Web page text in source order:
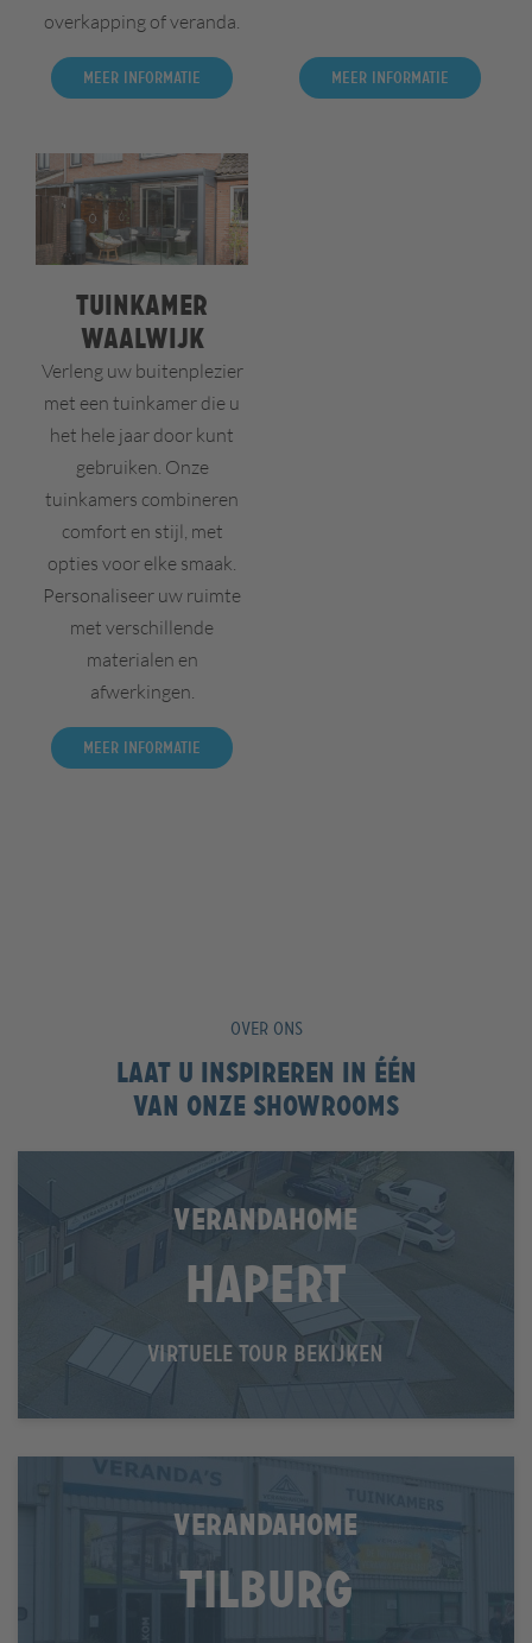
overkapping of veranda.
Meer informatie Meer informatie
Tuinkamer
Waalwijk
Verleng uw buitenplezier
met een tuinkamer die u
het hele jaar door kunt
gebruiken. Onze
tuinkamers combineren
comfort en stijl, met
opties voor elke smaak.
Personaliseer uw ruimte
met verschillende
materialen en
afwerkingen.
Meer informatie
OVER ONS
Laat u inspireren in één
van onze showrooms
VERANDAHOME
Hapert
VIRTUELE TOUR BEKIJKEN
VERANDAHOME
Tilburg